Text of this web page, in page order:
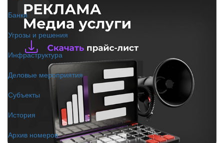
Банки
Угрозы и решения
Инфраструктура
Деловые мероприятия
Субъекты
История
Архив номеров